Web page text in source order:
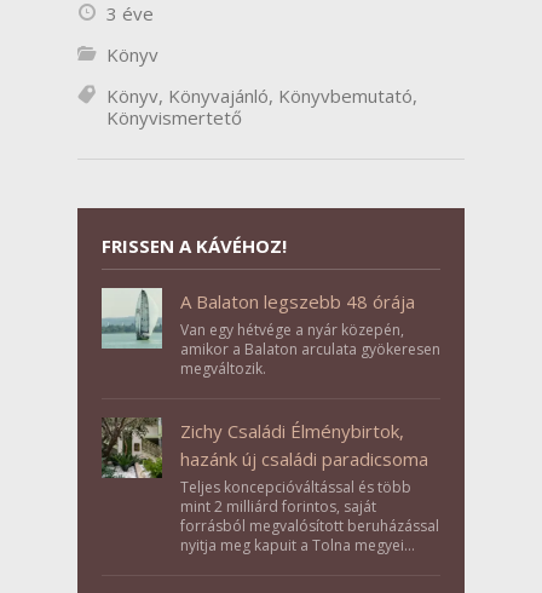
3 éve
Könyv
Könyv, Könyvajánló, Könyvbemutató,
Könyvismertető
FRISSEN A KÁVÉHOZ!
A Balaton legszebb 48 órája
Van egy hétvége a nyár közepén,
amikor a Balaton arculata gyökeresen
megváltozik.
Zichy Családi Élménybirtok,
hazánk új családi paradicsoma
Teljes koncepcióváltással és több
mint 2 milliárd forintos, saját
forrásból megvalósított beruházással
nyitja meg kapuit a Tolna megyei